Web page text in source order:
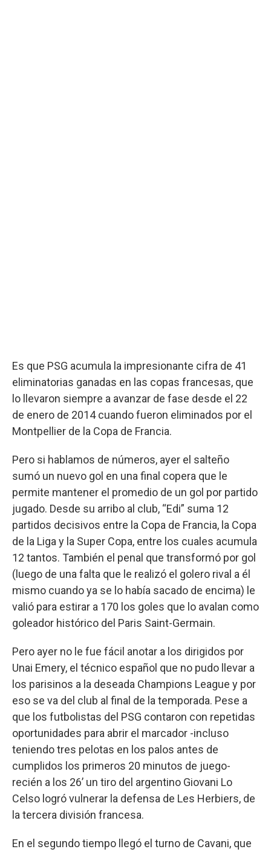
Es que PSG acumula la impresionante cifra de 41
eliminatorias ganadas en las copas francesas, que
lo llevaron siempre a avanzar de fase desde el 22
de enero de 2014 cuando fueron eliminados por el
Montpellier de la Copa de Francia.
Pero si hablamos de números, ayer el salteño
sumó un nuevo gol en una final copera que le
permite mantener el promedio de un gol por partido
jugado. Desde su arribo al club, “Edi” suma 12
partidos decisivos entre la Copa de Francia, la Copa
de la Liga y la Super Copa, entre los cuales acumula
12 tantos. También el penal que transformó por gol
(luego de una falta que le realizó el golero rival a él
mismo cuando ya se lo había sacado de encima) le
valió para estirar a 170 los goles que lo avalan como
goleador histórico del Paris Saint-Germain.
Pero ayer no le fue fácil anotar a los dirigidos por
Unai Emery, el técnico español que no pudo llevar a
los parisinos a la deseada Champions League y por
eso se va del club al final de la temporada. Pese a
que los futbolistas del PSG contaron con repetidas
oportunidades para abrir el marcador -incluso
teniendo tres pelotas en los palos antes de
cumplidos los primeros 20 minutos de juego-
recién a los 26’ un tiro del argentino Giovani Lo
Celso logró vulnerar la defensa de Les Herbiers, de
la tercera división francesa.
En el segundo tiempo llegó el turno de Cavani, que